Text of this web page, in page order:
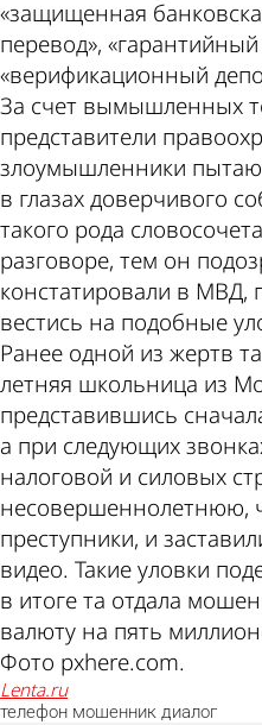
«защищенная
перевод»,
«верификационный
За счет вымышленных
представители
злоумышленники
в глазах доверчивого
такого рода
разговоре, тем он
констатировали в МВД,
вестись на подобные
Ранее одной из жертв
летняя школьница из
представившись
а при следующих
налоговой и силовых
несовершеннолетнюю,
преступники, и
видео. Такие уловки
в итоге та отдала
валюту на пять
Фото pxhere.com.
lenta.ru
телефон мошенник диалог